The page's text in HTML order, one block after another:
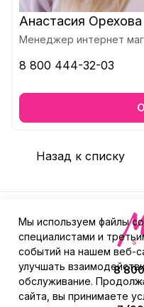
Анастасия Орехова
Менеджер интернет
8 800 444-32-03
Назад к списку
8
Мы используем файлы
специалистами и
событий на нашем веб-
улучшать
обслуживание.
сайта, вы принимаете